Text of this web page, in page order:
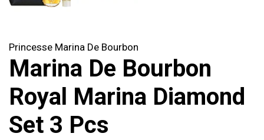
Princesse Marina De Bourbon
Marina De Bourbon
Royal Marina Diamond
Set 3 Pcs